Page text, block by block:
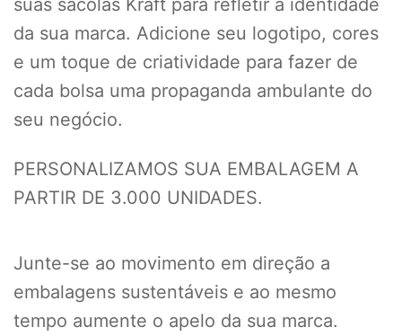
da sua marca. Adicione seu logotipo, cores
e um toque de criatividade para fazer de
cada bolsa uma propaganda ambulante do
seu negócio.
PERSONALIZAMOS SUA EMBALAGEM A
PARTIR DE 3.000 UNIDADES.
Junte-se ao movimento em direção a
embalagens sustentáveis e ao mesmo
tempo aumente o apelo da sua marca.